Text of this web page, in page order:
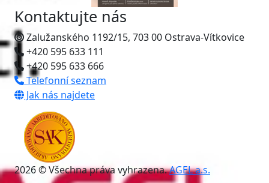
Kontaktujte nás
Zalužanského 1192/15, 703 00 Ostrava-Vítkovice
+420 595 633 111
+420 595 633 666
Telefonní seznam
Jak nás najdete
2026 © Všechna práva vyhrazena.AGEL a.s.